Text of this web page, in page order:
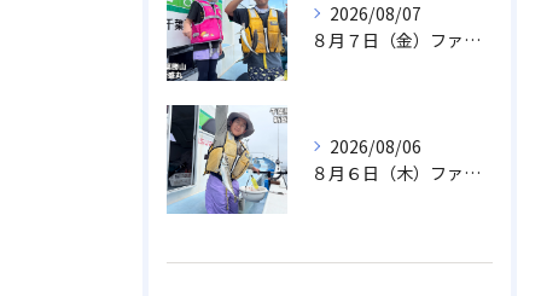
2026/08/07
８月７日（金）ファミリフィッシング
2026/08/06
８月６日（木）ファミリフィッシング